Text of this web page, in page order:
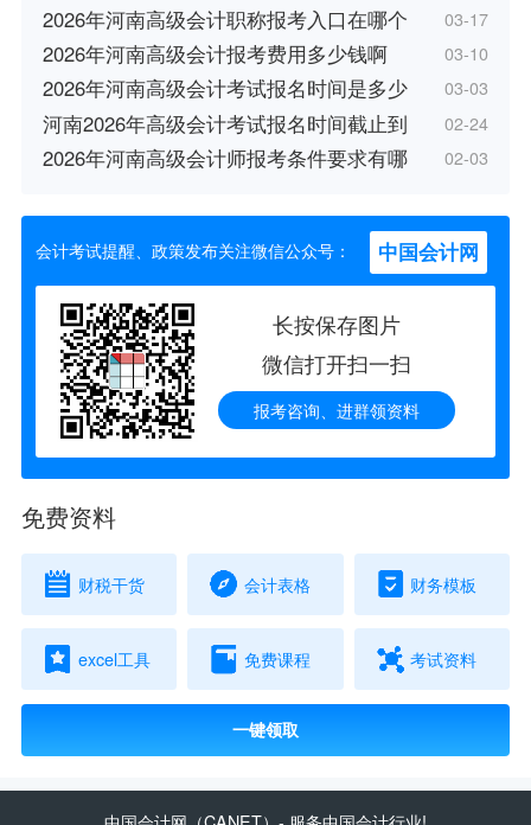
2026年河南高级会计职称报考入口在哪个 03-17
2026年河南高级会计报考费用多少钱啊 03-10
2026年河南高级会计考试报名时间是多少 03-03
河南2026年高级会计考试报名时间截止到 02-24
2026年河南高级会计师报考条件要求有哪 02-03
会计考试提醒、政策发布关注微信公众号： 中国会计网
长按保存图片
微信打开扫一扫
报考咨询、进群领资料
免费资料
财税干货 会计表格 财务模板
excel工具 免费课程 考试资料
一键领取